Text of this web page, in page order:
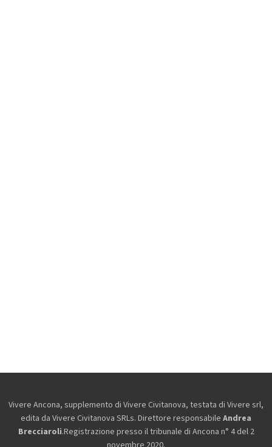
Vivere Ancona, supplemento di Vivere Civitanova, testata di Vivere srl,
edita da Vivere Civitanova SRLs. Direttore responsabile Andrea
Brecciaroli.Registrazione presso il tribunale di Ancona n° 4 del 2